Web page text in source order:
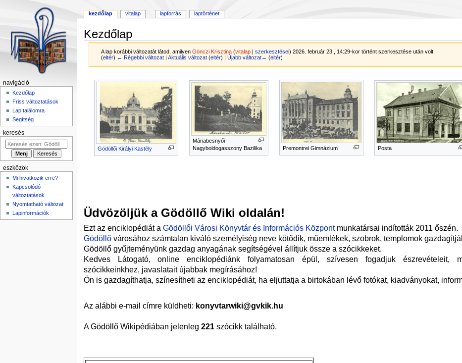
Kezdőlap
A lap korábbi változatát látod, amilyenGönczi Krisztina (vitalap |szerkesztései) 2026. február 23., 14:29-kor történt szerkesztése után volt.
(eltér) ← Régebbi változat |Aktuális változat (eltér) |Újabb változat→ (eltér)
Ugrás
Ugrás
Gödöllői Királyi Kastély
Máriabesnyői
Nagyboldogasszony Bazilika
Premontrei Gimnázium Posta
Üdvözöljük a Gödöllő Wiki oldalán!
Ezt az enciklopédiát a Gödöllői Városi Könyvtár és Információs Központmunkatársai indították 2011 őszén.
Gödöllővárosához számtalan kiváló személyiség neve kötődik, műemlékek, szobrok, templomok
Gödöllő gyűjteményünk gazdag anyagának segítségével állítjuk össze a szócikkeket.
Kedves Látogató, online enciklopédiánk folyamatosan épül, szívesen fogadjuk észrevételeit,
szócikkeinkhez, javaslatait újabbak megírásához!
Ön is gazdagíthatja, színesítheti az enciklopédiát, ha eljuttatja a birtokában lévő fotókat, kiadványokat,
Az alábbi e-mail címre küldheti: konyvtarwiki@gvkik.hu
A Gödöllő Wikipédiában jelenleg 221szócikk található.
kezdőlap vitalap lapforrás laptörténet
navigáció
Kezdőlap
Friss változtatások
Lap találomra
Segítség
keresés
eszközök
Mi hivatkozik erre?
Kapcsolódó
változtatások
Nyomtatható változat
Lapinformációk